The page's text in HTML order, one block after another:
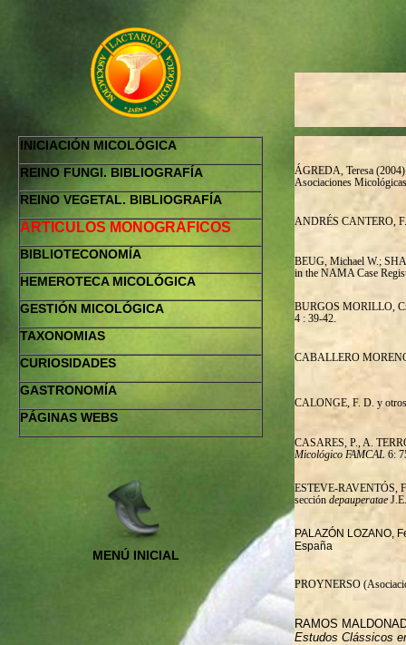
MENÚ INICIAL
INICIACIÓN MICOLÓGICA
REINO FUNGI. BIBLIOGRAFÍA
REINO VEGETAL. BIBLIOGRAFÍA
ARTICULOS MONOGRÁFICOS
BIBLIOTECONOMÍA
HEMEROTECA MICOLÓGICA
GESTIÓN MICOLÓGICA
TAXONOMIAS
CURIOSIDADES
GASTRONOMÍA
PÁGINAS WEBS
ÁGREDA, Teresa
Asociaciones
ANDRÉS CANTERO,
BEUG, Michael W.;
in the NAMA Case
BURGOS MORILLO,
4 : 39-42.
CABALLERO
CALONGE, F. D. y
CASARES, P., A.
Micológico FAMCAL 6:
ESTEVE-RAVENTÓS,
sección depauperatae
PALAZÓN LOZANO,
España
PROYNERSO
RAMOS
Estudos Clássicos